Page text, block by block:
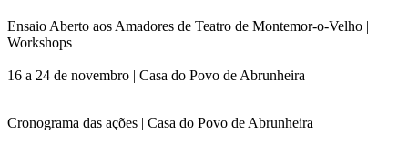
Ensaio Aberto aos Amadores de Teatro de Montemor-o-Velho |
Workshops
16 a 24 de novembro | Casa do Povo de Abrunheira
Cronograma das ações | Casa do Povo de Abrunheira